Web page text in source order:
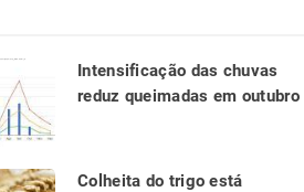
Intensificação das chuvas
reduz queimadas em outubro
Colheita do trigo está